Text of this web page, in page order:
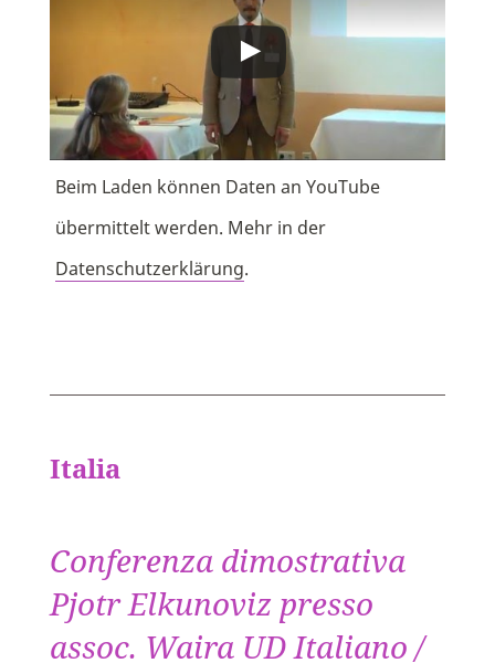
Beim Laden können Daten an YouTube
übermittelt werden. Mehr in der
Datenschutzerklärung.
Italia
Conferenza dimostrativa
Pjotr Elkunoviz presso
assoc. Waira UD Italiano /